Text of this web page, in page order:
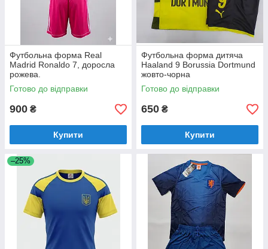
Футбольна форма Real
Madrid Ronaldo 7, доросла
рожева.
Готово до відправки
900 ₴
Купити
Футбольна форма дитяча
Haaland 9 Borussia Dortmund
жовто-чорна
Готово до відправки
650 ₴
Купити
–25%